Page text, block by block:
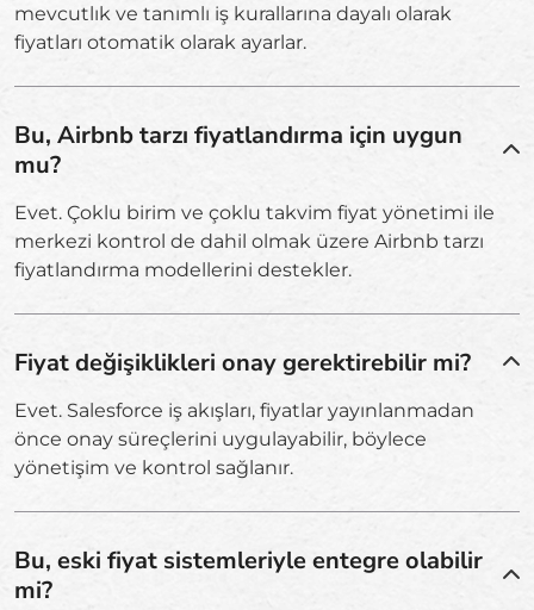
mevcutlık ve tanımlı iş kurallarına dayalı olarak
fiyatları otomatik olarak ayarlar.
Bu, Airbnb tarzı fiyatlandırma için uygun
mu?
Evet. Çoklu birim ve çoklu takvim fiyat yönetimi ile
merkezi kontrol de dahil olmak üzere Airbnb tarzı
fiyatlandırma modellerini destekler.
Fiyat değişiklikleri onay gerektirebilir mi?
Evet. Salesforce iş akışları, fiyatlar yayınlanmadan
önce onay süreçlerini uygulayabilir, böylece
yönetişim ve kontrol sağlanır.
Bu, eski fiyat sistemleriyle entegre olabilir
mi?